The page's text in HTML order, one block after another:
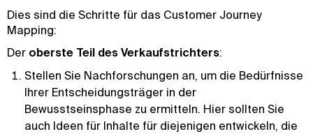
Dies sind die Schritte für das Customer Journey
Mapping:
Der oberste Teil des Verkaufstrichters:
Stellen Sie Nachforschungen an, um die Bedürfnisse
Ihrer Entscheidungsträger in der
Bewusstseinsphase zu ermitteln. Hier sollten Sie
auch Ideen für Inhalte für diejenigen entwickeln, die